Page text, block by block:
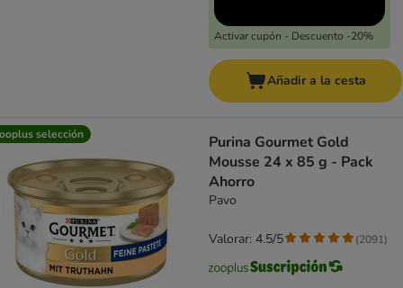
Activar cupón - Descuento -20%
Añadir a la cesta
selección
Purina Gourmet Gold
Mousse 24 x 85 g - Pack
Ahorro
Pavo
Valorar: 4.5/5 (2091)